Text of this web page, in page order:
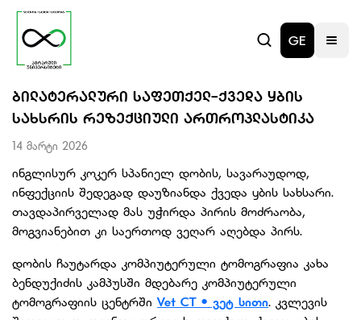
GE
ᲑᲘᲚᲐᲢᲔᲠᲐᲚᲣᲠᲘ ᲡᲐᲤᲔᲗᲥᲔᲚ-ᲥᲕᲔᲓᲐ ᲧᲑᲘᲡ
ᲡᲐᲮᲡᲠᲘᲡ ᲠᲔᲖᲔᲥᲪᲘᲣᲚᲘ ᲐᲠᲗᲠᲝᲞᲚᲐᲡᲢᲘᲙᲐ
14 მარტი 2026
ინგლისურ კოკერ სპანიელ დობის, სავარაუდოდ,
ინფექციის შედეგად დაუზიანდა ქვედა ყბის სახსარი.
თავდაპირველად მას უჭირდა პირის მოძრაობა,
მოგვიანებით კი საერთოდ ვეღარ აღებდა პირს.
დობის ჩაუტარდა კომპიუტერული ტომოგრაფია კახა
ბენდუქიძის კამპუსში მდებარე კომპიუტერული
ტომოგრაფიის ცენტრშიVet CT • ვეტ სითი. კვლევის